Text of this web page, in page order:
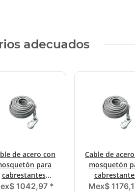
adecuados
de acero con
para
cabrestantes
(ø) 7,0 mm
1042,97 *
Cable de
mosquetón
diámetro (ø) 7,0
Mex$